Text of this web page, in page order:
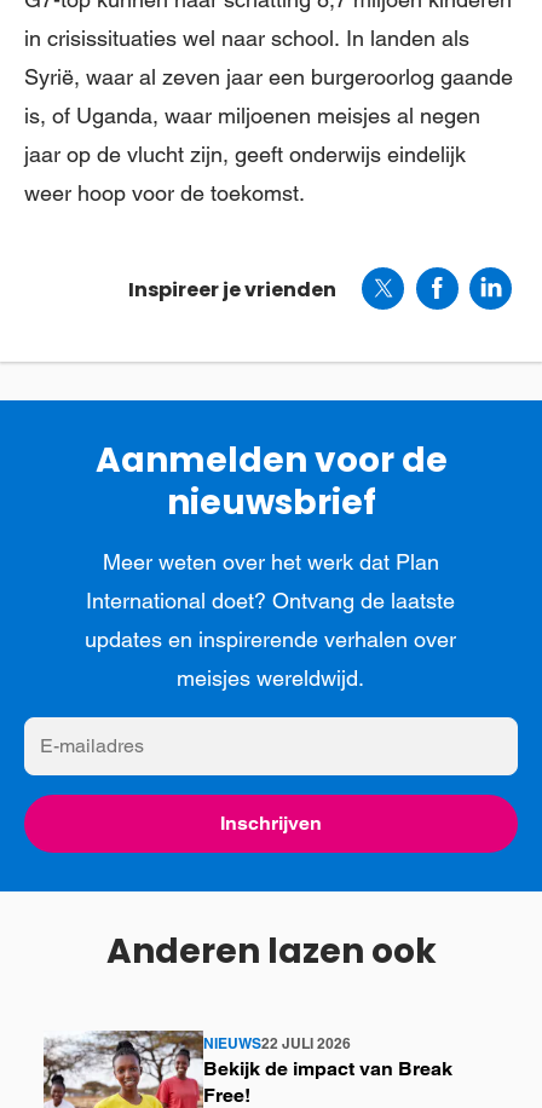
in crisissituaties wel naar school. In landen als
Syrië, waar al zeven jaar een burgeroorlog gaande
is, of Uganda, waar miljoenen meisjes al negen
jaar op de vlucht zijn, geeft onderwijs eindelijk
weer hoop voor de toekomst.
Inspireer je vrienden
Aanmelden voor de
nieuwsbrief
Meer weten over het werk dat Plan
International doet? Ontvang de laatste
updates en inspirerende verhalen over
meisjes wereldwijd.
E-
mailadres
Inschrijven
Anderen lazen ook
NIEUWS22 JULI 2026
Bekijk de impact van Break
Free!
Lees
meer